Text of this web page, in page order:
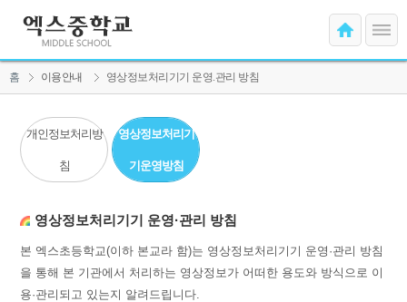
홈 이용안내 영상정보처리기기 운영.관리 방침
개인정보처리방
침
영상정보처리기
기운영방침
영상정보처리기기 운영·관리 방침
본 엑스초등학교(이하 본교라 함)는 영상정보처리기기 운영·관리 방침
을 통해 본 기관에서 처리하는 영상정보가 어떠한 용도와 방식으로 이
용·관리되고 있는지 알려드립니다.